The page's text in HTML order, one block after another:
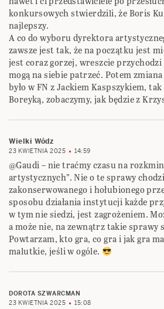
konkursowych stwierdzili, że Boris
najlepszy.
A co do wyboru dyrektora
zawsze jest tak, że na początku jest
jest coraz gorzej, wreszcie
mogą na siebie patrzeć. Potem
było w FN z Jackiem Kaspszykiem,
Boreyką, zobaczymy, jak będzie z
Wielki Wódz
23 KWIETNIA 2025 14:59
@Gaudi – nie traćmy czasu na
artystycznych”. Nie o te sprawy
zakonserwowanego i hołubionego
sposobu działania instytucji każde
w tym nie siedzi, jest zagrożeniem.
a może nie, na zewnątrz takie sprawy
Powtarzam, kto gra, co gra i jak gra
malutkie, jeśli w ogóle.
DOROTA SZWARCMAN
23 KWIETNIA 2025
15:08